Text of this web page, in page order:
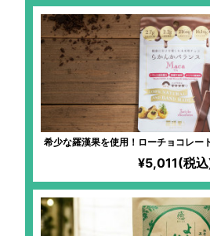
希少な羅漢果を使用！ローチョコレー
カ】
¥5,011(税